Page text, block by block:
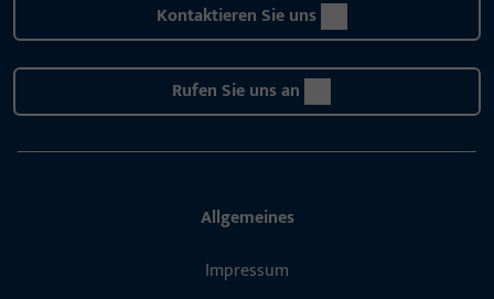
Kontaktieren Sie uns
Rufen Sie uns an
Allgemeines
Impressum